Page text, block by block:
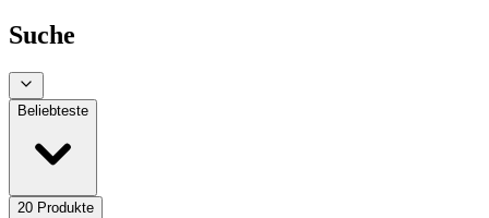
Suche
Beliebteste
20 Produkte